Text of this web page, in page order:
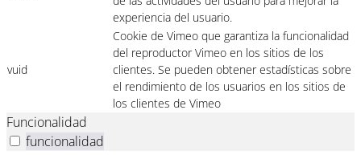
experiencia del usuario.
vuid
Cookie de Vimeo que garantiza la funcionalidad
del reproductor Vimeo en los sitios de los
clientes. Se pueden obtener estadísticas sobre
el rendimiento de los usuarios en los sitios de
los clientes de Vimeo
Funcionalidad
funcionalidad